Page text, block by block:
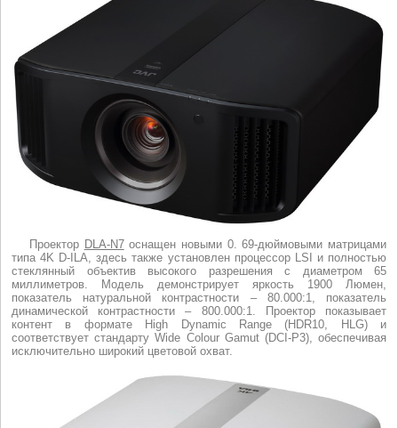
Проектор DLA-N7оснащен новыми 0. 69-дюймовыми матрицами
типа 4K D-ILA, здесь также установлен процессор LSI и полностью
стеклянный объектив высокого разрешения с диаметром 65
миллиметров. Модель демонстрирует яркость 1900 Люмен,
показатель натуральной контрастности – 80.000:1, показатель
динамической контрастности – 800.000:1. Проектор показывает
контент в формате High Dynamic Range (HDR10, HLG) и
соответствует стандарту Wide Colour Gamut (DCI-P3), обеспечивая
исключительно широкий цветовой охват.